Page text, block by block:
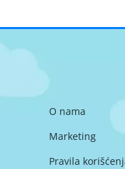
O nama
Marketing
Pravila